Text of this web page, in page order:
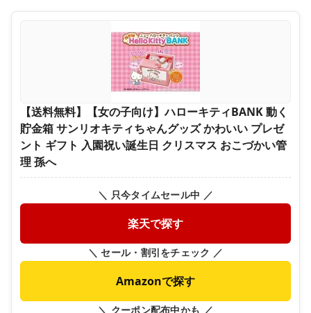
【送料無料】【女の子向け】ハローキティBANK 動く
貯金箱 サンリオキティちゃんグッズ かわいい プレゼ
ント ギフト 入園祝い誕生日 クリスマス おこづかい管
理 孫へ
＼ 只今タイムセール中 ／
楽天で探す
＼ セール・割引をチェック ／
Amazonで探す
＼ クーポン配布中かも ／